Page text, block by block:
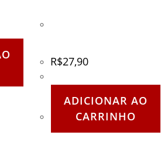
R$27,90
ADICIONAR AO
CARRINHO